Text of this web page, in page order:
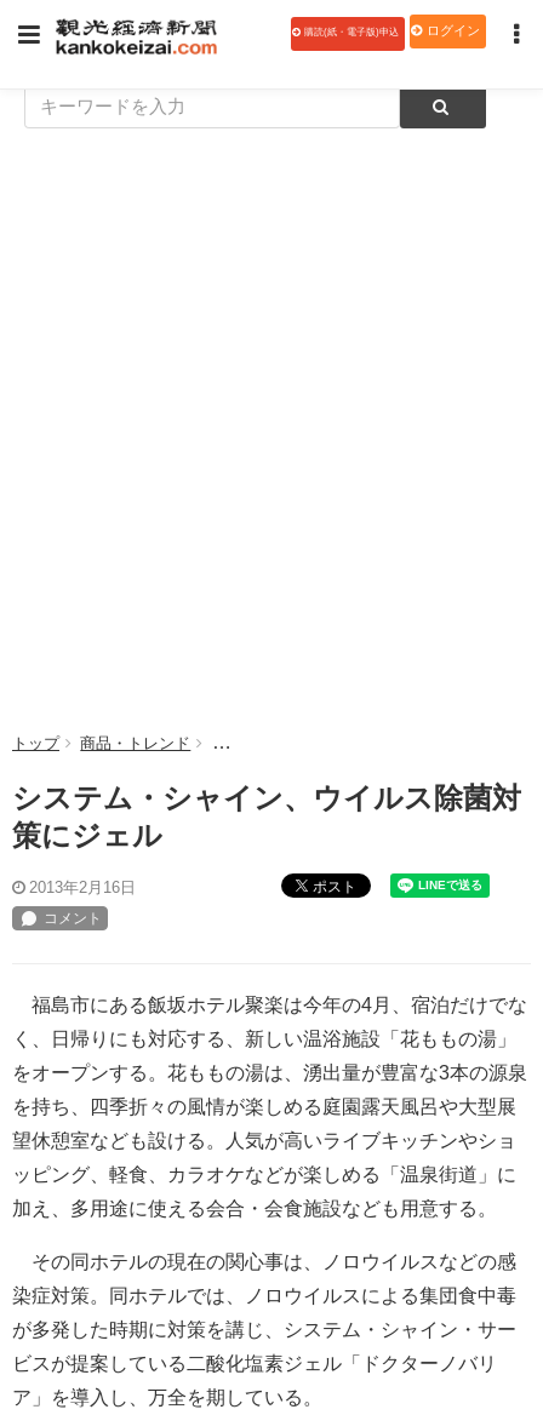
購読(紙・電子版)申込 ログイン
トップ 商品・トレンド システム・シャイン、ウイルス除菌対策にジ
システム・シャイン、ウイルス除菌対
策にジェル
2013年2月16日 ポスト
福島市にある飯坂ホテル聚楽は今年の4月、宿泊だけでな
く、日帰りにも対応する、新しい温浴施設「花ももの湯」
をオープンする。花ももの湯は、湧出量が豊富な3本の源泉
を持ち、四季折々の風情が楽しめる庭園露天風呂や大型展
望休憩室なども設ける。人気が高いライブキッチンやショ
ッピング、軽食、カラオケなどが楽しめる「温泉街道」に
加え、多用途に使える会合・会食施設なども用意する。
その同ホテルの現在の関心事は、ノロウイルスなどの感
染症対策。同ホテルでは、ノロウイルスによる集団食中毒
が多発した時期に対策を講じ、システム・シャイン・サー
ビスが提案している二酸化塩素ジェル「ドクターノバリ
ア」を導入し、万全を期している。